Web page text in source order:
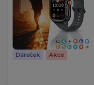
Dáreček Akce